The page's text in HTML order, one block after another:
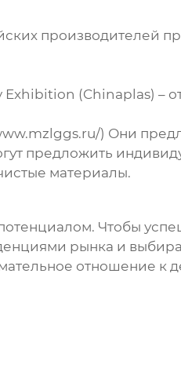
производителей
(Chinaplas) –
) Они
предложить
материалы.
Чтобы
рынка и
отношение к